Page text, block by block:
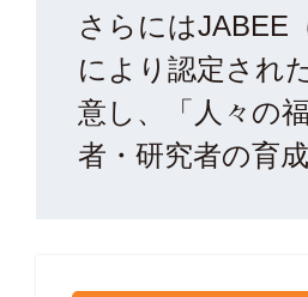
さらにはJABEE
により認定され
意し、「人々の
者・研究者の育